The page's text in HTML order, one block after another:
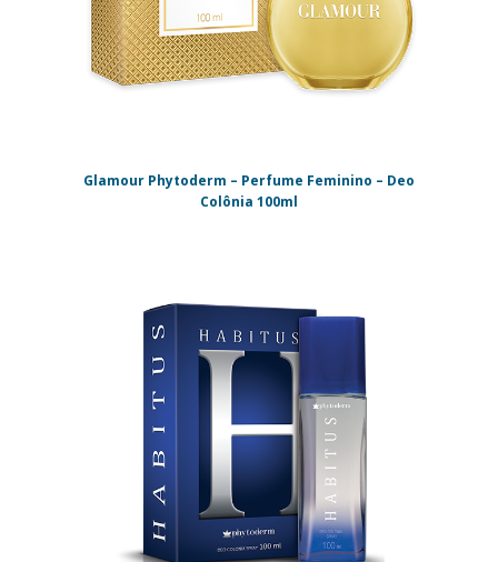
Glamour Phytoderm – Perfume Feminino – Deo
Colônia 100ml